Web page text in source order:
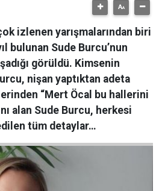
izlenen yarışmalarından biri
bulunan Sude Burcu’nun
görüldü. Kimsenin
nişan yaptıktan adeta
“Mert Öcal bu hallerini
alan Sude Burcu, herkesi
tüm detaylar…